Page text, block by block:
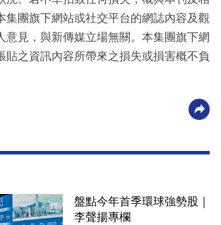
集團旗下網站或社交平台的網誌內容及觀
意見，與新傳媒立場無關。本集團旗下網
貼之資訊內容所帶來之損失或損害概不負
盤點今年首季環球強勢股｜
李聲揚專欄